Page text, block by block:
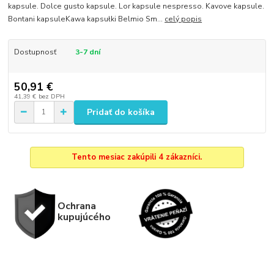
kapsule. Dolce gusto kapsule. Lor kapsule nespresso. Kavove kapsule.
Bontani kapsuleKawa kapsułki Belmio Sm... celý popis
Dostupnosť 3-7 dní
50,91 €
41,39 € bez DPH
Pridať do košíka
Tento mesiac zakúpili 4 zákazníci.
Ochrana
kupujúcého